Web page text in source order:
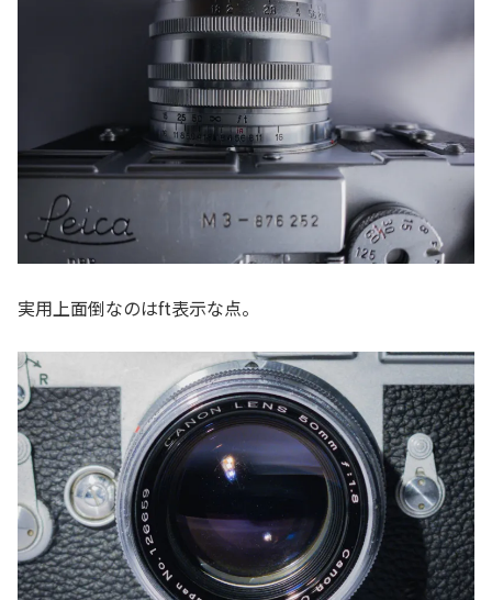
実用上面倒なのはft表示な点。